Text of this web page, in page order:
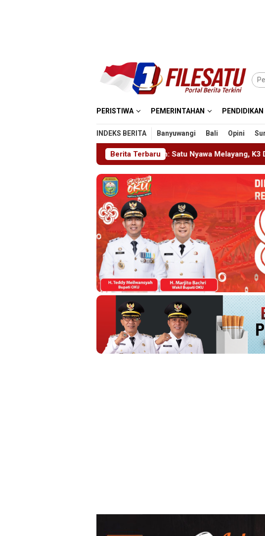
PERISTIWA PEMERINTAHAN PENDIDIKAN
INDEKS BERITA Banyuwangi Bali Opini
Berita Terbaru
Masjid MIN 5 Madiun: Satu Nyawa Melayang, K3 Dipertanyakan